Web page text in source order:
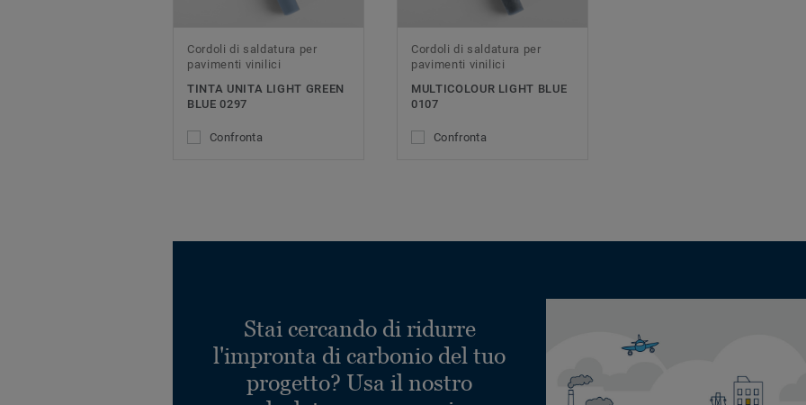
Cordoli di saldatura per
pavimenti vinilici
TINTA UNITA LIGHT GREEN
BLUE 0297
Confronta
Cordoli di saldatura per
pavimenti vinilici
MULTICOLOUR LIGHT BLUE
0107
Confronta
Stai cercando di ridurre
l'impronta di carbonio del tuo
progetto? Usa il nostro